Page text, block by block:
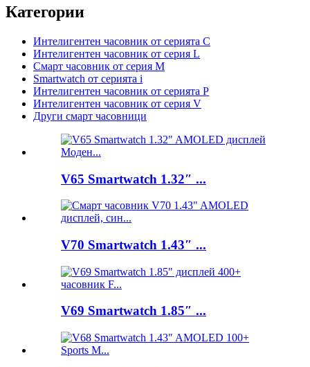
Категории
Интелигентен часовник от серията C
Интелигентен часовник от серия L
Смарт часовник от серия M
Smartwatch от серията i
Интелигентен часовник от серията P
Интелигентен часовник от серия V
Други смарт часовници
V65 Smartwatch 1.32″ ...
V70 Smartwatch 1.43″ ...
V69 Smartwatch 1.85″ ...